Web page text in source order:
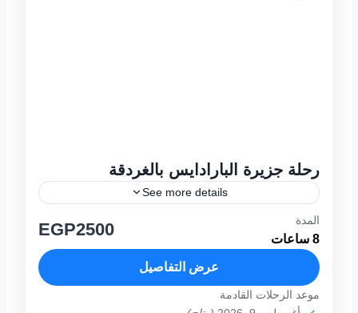
رحلة جزيرة البارادايس بالغردقة
See more details
يوميا من 08:00 صباحا حتى17:00 عصرا برنامج
الرحله تعد رحلة جزيرة البارادايس بالغردقة
واحدة من اجمل الرحلات فى مدينة الغردقة حيث
تعد الجزيرة بمياهها الصافية...
1 فرد
المدة
8 ساعات EGP2500
عرض التفاصيل
موعد الرحلات القادمة